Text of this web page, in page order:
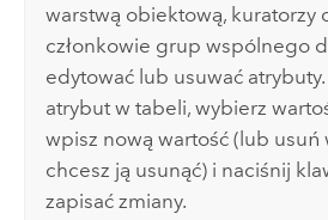
warstwą obiektową, kuratorzy
członkowie grup wspólnego
edytować lub usuwać
atrybut w tabeli, wybierz
wpisz nową wartość (lub usuń
chcesz ją usunąć) i naciśnij
zapisać zmiany.